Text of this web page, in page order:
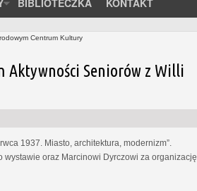
BIBLIOTECZKA KONTAKT
Centrum Kultury
Aktywności Seniorów z Willi
1937. Miasto, architektura, modernizm”.
oraz Marcinowi Dyrczowi za organizację.